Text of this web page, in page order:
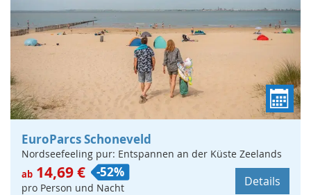
EuroParcs Schoneveld
Nordseefeeling pur: Entspannen an der Küste Zeelands
ab 14,69 € -52%
pro Person und Nacht Details